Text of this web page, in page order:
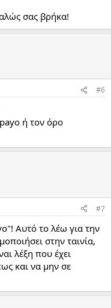
σας βρήκα!
#6
ή τον όρο
#7
Αυτό το λέω για την
στην ταινία,
λέξη που έχει
και να μην σε